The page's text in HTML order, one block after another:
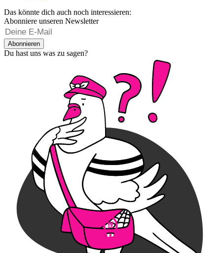
Das könnte dich auch noch interessieren:
Abonniere unseren Newsletter
Abonnieren
Du hast uns was zu sagen?